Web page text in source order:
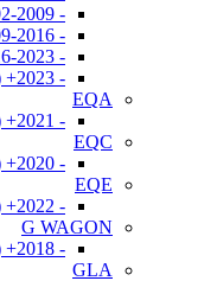
- 2002-2009 (W211)
- 2009-2016 (W212)
- 2016-2023 (W213)
- 2023+ (W214)
EQA
- 2021+ (H243)
EQC
- 2020+ (N293)
EQE
- 2022+ (X294)
G WAGON
- 2018+ (W463)
GLA